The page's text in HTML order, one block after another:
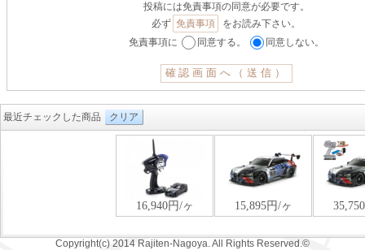
投稿には免責事項の同意が必要です。
必ず 免責事項
をお読み下さい。
免責事項に
同意する。 同意しない。
最近チェックした商品 クリア
Copyright(c) 2014 Rajiten-Nagoya. All Rights Reserved.©